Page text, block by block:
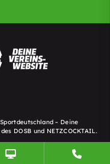
Sportdeutschland – Deine
DOSB und NETZCOCKTAIL.